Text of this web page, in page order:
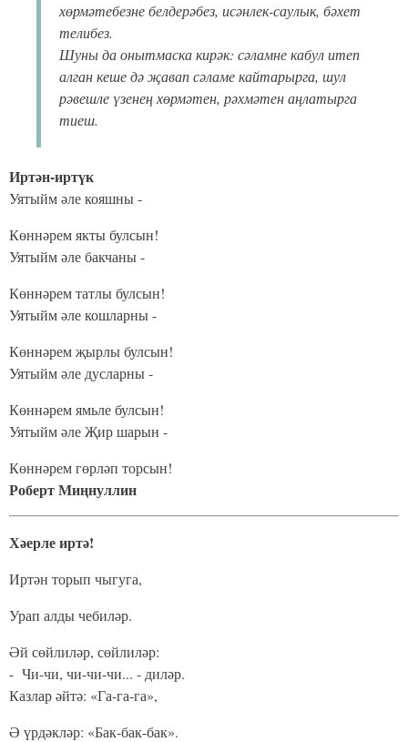
хөрмәтебезне белдерәбез, исәнлек-саулык, бәхет
телибез.
Шуны да онытмаска кирәк: сәламне кабул итеп
алган кеше дә җавап сәламе кайтарырга, шул
рәвешле үзенең хөрмәтен, рәхмәтен аңлатырга
тиеш.
Иртән-иртүк
Уятыйм әле кояшны -
Көннәрем якты булсын!
Уятыйм әле бакчаны -
Көннәрем татлы булсын!
Уятыйм әле кошларны -
Көннәрем җырлы булсын!
Уятыйм әле дусларны -
Көннәрем ямьле булсын!
Уятыйм әле Җир шарын -
Көннәрем гөрләп торсын!
Роберт Миңнуллин
Хәерле иртә!
Иртән торып чыгуга,
Урап алды чебиләр.
Әй сөйлиләр, сөйлиләр:
- Чи-чи, чи-чи-чи... - диләр.
Казлар әйтә: «Га-га-га»,
Ә үрдәкләр: «Бак-бак-бак».